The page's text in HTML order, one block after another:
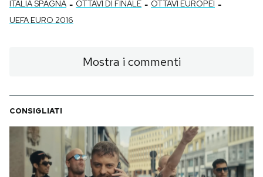
ITALIA SPAGNA - OTTAVI DI FINALE - OTTAVI EUROPEI -
UEFA EURO 2016
Mostra i commenti
CONSIGLIATI